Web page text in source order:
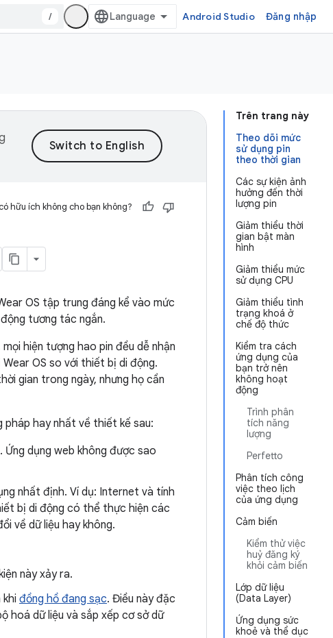
/ Android Studio Đăng nhập
Trên trang này
Theo dõi mức
sử dụng pin
theo thời gian
Các sự kiện ảnh
hưởng đến thời
lượng pin
Giảm thiểu thời
gian bật màn
hình
Giảm thiểu mức
sử dụng CPU
Giảm thiểu tình
trạng khoá ở
chế độ thức
Kiểm tra cách
ứng dụng của
bạn trở nên
không hoạt
động
Trình phân
tích năng
lượng
Perfetto
Phân tích công
việc theo lịch
của ứng dụng
Cảm biến
Kiểm thử việc
huỷ đăng ký
khỏi cảm biến
Lớp dữ liệu
(Data Layer)
Ứng dụng sức
khoẻ và thể dục
hữu ích không cho bạn không?
OS tập trung đáng kể vào mức
tương tác ngắn.
hiện tượng hao pin đều dễ nhận
OS so với thiết bị di động.
gian trong ngày, nhưng họ cần
pháp hay nhất về thiết kế sau:
Ứng dụng web không được sao
nhất định. Ví dụ: Internet và tính
bị di động có thể thực hiện các
về dữ liệu hay không.
này xảy ra.
đồng hồ đang sạc. Điều này đặc
hoá dữ liệu và sắp xếp cơ sở dữ